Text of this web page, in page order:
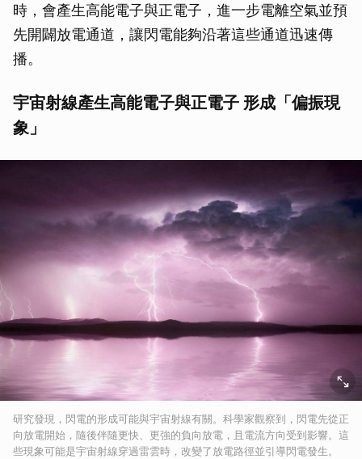
時，會產生高能電子與正電子，進一步電離空氣並預
先開闢放電通道，讓閃電能夠沿著這些通道迅速傳
播。
宇宙射線產生高能電子與正電子 形成「偏振現
象」
研究發現，閃電的形成可能與宇宙射線有關。科學家觀察到，閃電先從正
向放電開始，隨後伴隨更快、更強的負向放電，且電流方向受到影響。這
些現象可能是宇宙射線穿過雷雲時，改變了放電路徑並引導閃電發生。